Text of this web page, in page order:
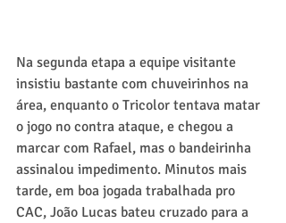
Na segunda etapa a equipe visitante
insistiu bastante com chuveirinhos na
área, enquanto o Tricolor tentava matar
o jogo no contra ataque, e chegou a
marcar com Rafael, mas o bandeirinha
assinalou impedimento. Minutos mais
tarde, em boa jogada trabalhada pro
CAC, João Lucas bateu cruzado para a